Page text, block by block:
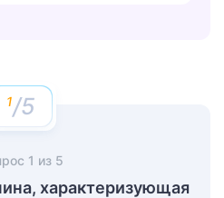
/5
1 из 5
характеризующая